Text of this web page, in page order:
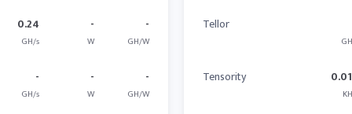
0.24
GH/s
-
W
-
GH/W
-
GH/s
-
W
-
GH/W
Tellor
Tensority